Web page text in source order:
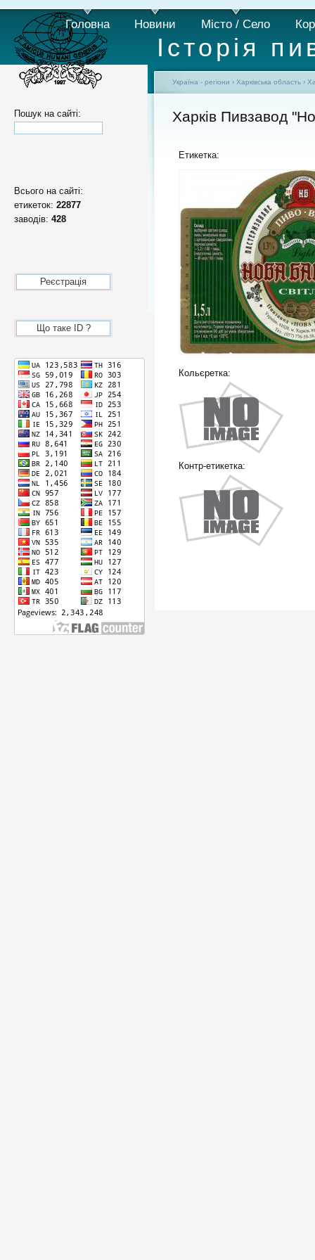
Історія
Головна Новини Місто / Село
Пошук на сайті:
Всього на сайті:
етикеток: 22877
заводів: 428
Реєстрація
Що таке ID ?
Україна - регіони › Харківська область ›
Харків Пивзавод
Етикетка:
Кольєретка:
Контр-етикетка: